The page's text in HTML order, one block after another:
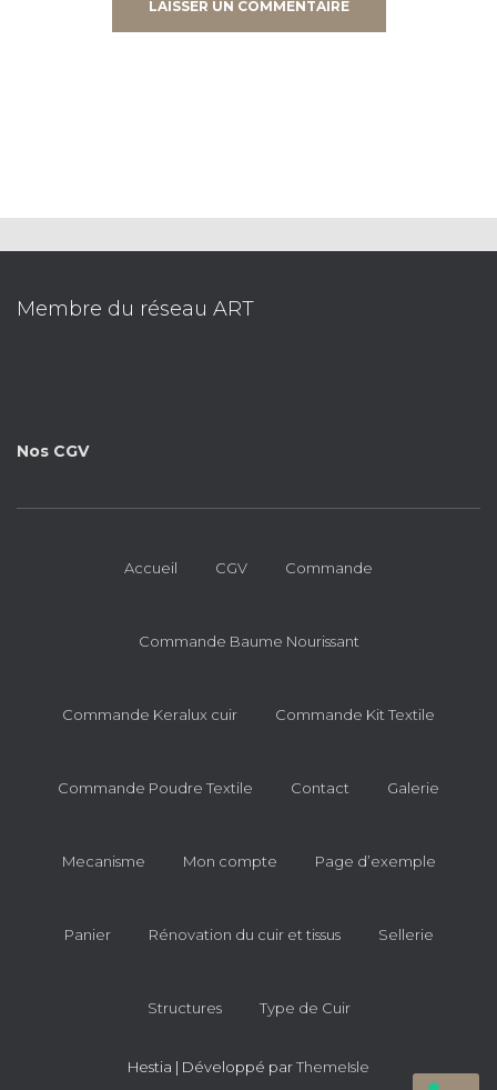
Membre du réseau ART
Nos CGV
Accueil CGV Commande
Commande Baume Nourissant
Commande Keralux cuir Commande Kit Textile
Commande Poudre Textile Contact Galerie
Mecanisme Mon compte Page d’exemple
Panier Rénovation du cuir et tissus Sellerie
Structures Type de Cuir
Hestia | Développé parThemeIsle